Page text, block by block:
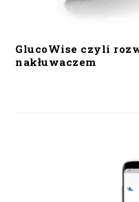
GlucoWise czyli
nakłuwaczem